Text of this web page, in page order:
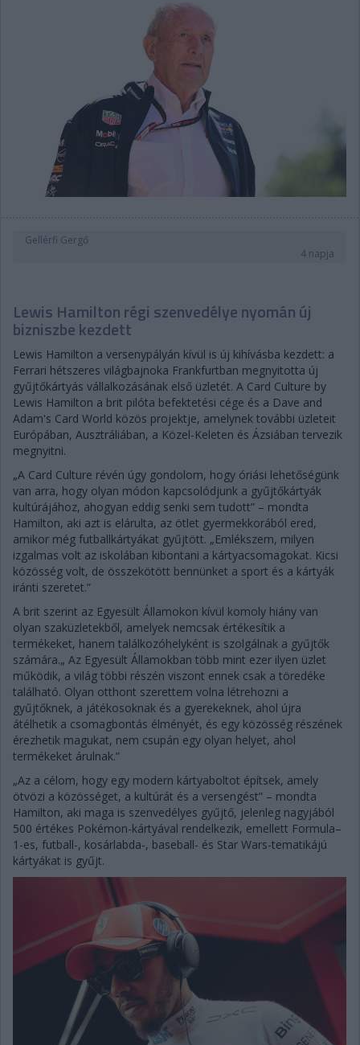
Gellérfi Gergő
4 napja
Lewis Hamilton régi szenvedélye nyomán új
bizniszbe kezdett
Lewis Hamilton a versenypályán kívül is új kihívásba kezdett: a
Ferrari hétszeres világbajnoka Frankfurtban megnyitotta új
gyűjtőkártyás vállalkozásának első üzletét. A Card Culture by
Lewis Hamilton a brit pilóta befektetési cége és a Dave and
Adam's Card World közös projektje, amelynek további üzleteit
Európában, Ausztráliában, a Közel-Keleten és Ázsiában tervezik
megnyitni.
„A Card Culture révén úgy gondolom, hogy óriási lehetőségünk
van arra, hogy olyan módon kapcsolódjunk a gyűjtőkártyák
kultúrájához, ahogyan eddig senki sem tudott” – mondta
Hamilton, aki azt is elárulta, az ötlet gyermekkorából ered,
amikor még futballkártyákat gyűjtött. „Emlékszem, milyen
izgalmas volt az iskolában kibontani a kártyacsomagokat. Kicsi
közösség volt, de összekötött bennünket a sport és a kártyák
iránti szeretet.”
A brit szerint az Egyesült Államokon kívül komoly hiány van
olyan szaküzletekből, amelyek nemcsak értékesítik a
termékeket, hanem találkozóhelyként is szolgálnak a gyűjtők
számára.„ Az Egyesült Államokban több mint ezer ilyen üzlet
működik, a világ többi részén viszont ennek csak a töredéke
található. Olyan otthont szerettem volna létrehozni a
gyűjtőknek, a játékosoknak és a gyerekeknek, ahol újra
átélhetik a csomagbontás élményét, és egy közösség részének
érezhetik magukat, nem csupán egy olyan helyet, ahol
termékeket árulnak.”
„Az a célom, hogy egy modern kártyaboltot építsek, amely
ötvözi a közösséget, a kultúrát és a versengést” – mondta
Hamilton, aki maga is szenvedélyes gyűjtő, jelenleg nagyjából
500 értékes Pokémon-kártyával rendelkezik, emellett Formula–
1-es, futball-, kosárlabda-, baseball- és Star Wars-tematikájú
kártyákat is gyűjt.